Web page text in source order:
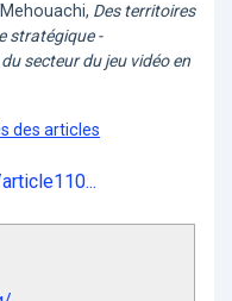
Des territoires
stratégique -
secteur du jeu vidéo en
des articles